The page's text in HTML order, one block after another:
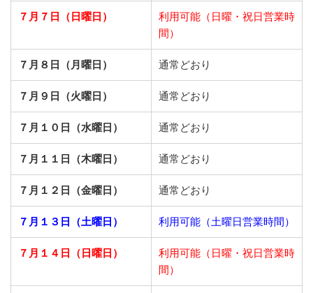
７月７日（日曜日）
利用可能（日曜・祝日営業時
間）
７月８日（月曜日） 通常どおり
７月９日（火曜日） 通常どおり
７月１０日（水曜日） 通常どおり
７月１１日（木曜日） 通常どおり
７月１２日（金曜日） 通常どおり
７月１３日（土曜日） 利用可能（土曜日営業時間）
７月１４日（日曜日）
利用可能（日曜・祝日営業時
間）